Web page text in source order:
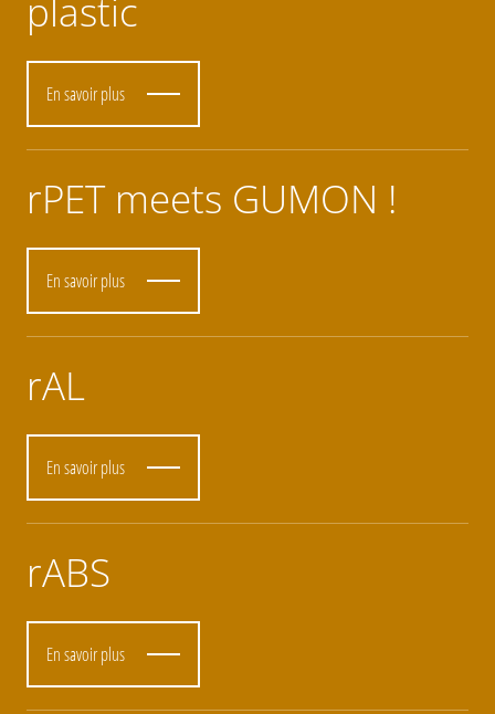
plastic
En savoir plus
rPET meets GUMON !
En savoir plus
rAL
En savoir plus
rABS
En savoir plus